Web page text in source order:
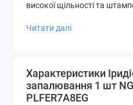
високої щільності та
обробкою поверхні.
прийомистість
систему
Читати далі
Характеристики
запалювання 1 шт
PLFER7A8EG